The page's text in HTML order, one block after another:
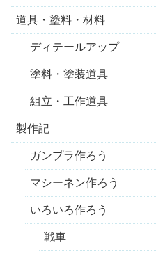
道具・塗料・材料
ディテールアップ
塗料・塗装道具
組立・工作道具
製作記
ガンプラ作ろう
マシーネン作ろう
いろいろ作ろう
戦車